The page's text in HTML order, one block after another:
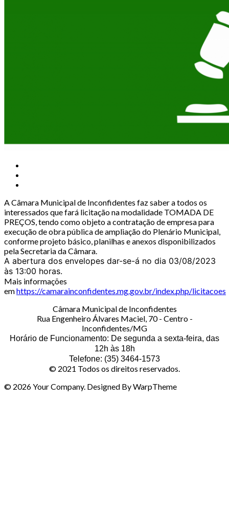
A Câmara Municipal de Inconfidentes faz saber a todos os
interessados que fará licitação na modalidade TOMADA DE
PREÇOS, tendo como objeto a contratação de empresa para
execução de obra pública de ampliação do Plenário Municipal,
conforme projeto básico, planilhas e anexos disponibilizados
pela Secretaria da Câmara.
A abertura dos envelopes dar-se-á no dia 03/08/2023
às 13:00 horas.
Mais informações
emhttps://camarainconfidentes.mg.gov.br/index.php/licitacoes
Câmara Municipal de Inconfidentes
Rua Engenheiro Álvares Maciel, 70 - Centro -
Inconfidentes/MG
Horário de Funcionamento: De segunda a sexta-feira, das
12h às 18h
Telefone: (35) 3464-1573
© 2021 Todos os direitos reservados.
© 2026 Your Company. Designed By WarpTheme